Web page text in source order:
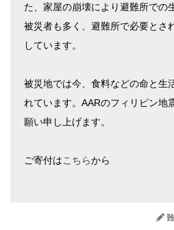
た、家屋の崩壊により避難所での
被災者も多く、避難所で必要とさ
しています。
被災地では今、食料などの命と生
れています。AARのフィリピン地
願い申し上げます。
ご寄付はこちらから